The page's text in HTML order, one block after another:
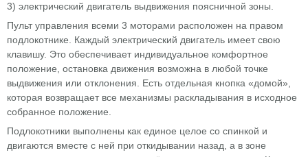
3) электрический двигатель выдвижения поясничной зоны.
Пульт управления всеми 3 моторами расположен на правом
подлокотнике. Каждый электрический двигатель имеет свою
клавишу. Это обеспечивает индивидуальное комфортное
положение, остановка движения возможна в любой точке
выдвижения или отклонения. Есть отдельная кнопка «домой»,
которая возвращает все механизмы раскладывания в исходное
собранное положение.
Подлокотники выполнены как единое целое со спинкой и
двигаются вместе с ней при откидывании назад, а в зоне